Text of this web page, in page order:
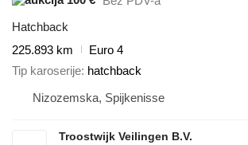
Hatchback
225.893 km
Euro 4
Tip karoserije hatchback
Nizozemska, Spijkenisse
Troostwijk Veilingen B.V.